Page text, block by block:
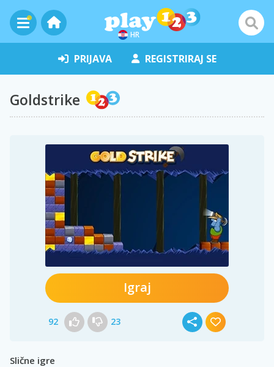
HR
PRIJAVA REGISTRIRAJ SE
Goldstrike
Igraj
92 23
Slične igre